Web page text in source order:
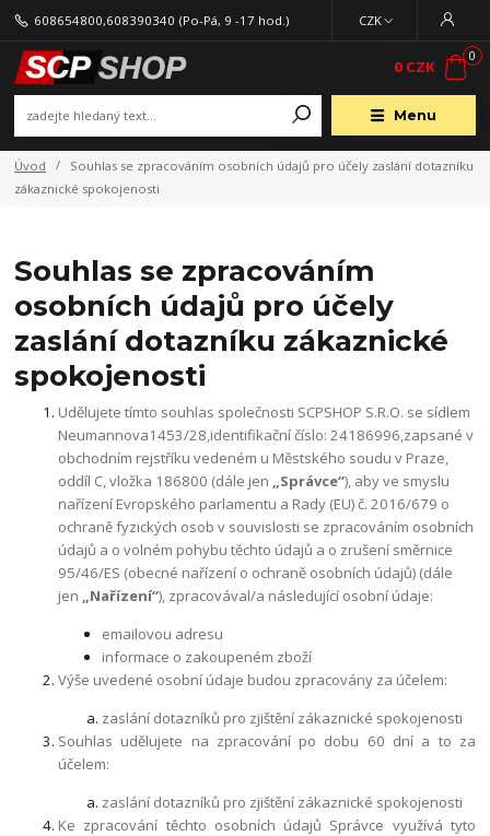
Menu
CZK
608654800,608390340 (Po-Pá, 9 -17 hod.)
0
0 CZK
Úvod
Souhlas se zpracováním osobních údajů pro účely zaslání dotazníku
zákaznické spokojenosti
Souhlas se zpracováním
osobních údajů pro účely
zaslání dotazníku zákaznické
spokojenosti
Udělujete tímto souhlas společnosti SCPSHOP S.R.O. se sídlem
Neumannova1453/28,identifikační číslo: 24186996,zapsané v
obchodním rejstříku vedeném u Městského soudu v Praze,
oddíl C, vložka 186800 (dále jen
„Správce“), aby ve smyslu
nařízení Evropského parlamentu a Rady (EU) č. 2016/679 o
ochraně fyzických osob v souvislosti se zpracováním osobních
údajů a o volném pohybu těchto údajů a o zrušení směrnice
95/46/ES (obecné nařízení o ochraně osobních údajů) (dále
jen
„Nařízení“), zpracovával/a následující osobní údaje:
emailovou adresu
informace o zakoupeném zboží
Výše uvedené osobní údaje budou zpracovány za účelem:
zaslání dotazníků pro zjištění zákaznické spokojenosti
Souhlas udělujete na zpracování po dobu 60 dní a to za
účelem:
zaslání dotazníků pro zjištění zákaznické spokojenosti
Ke zpracování těchto osobních údajů Správce využívá tyto